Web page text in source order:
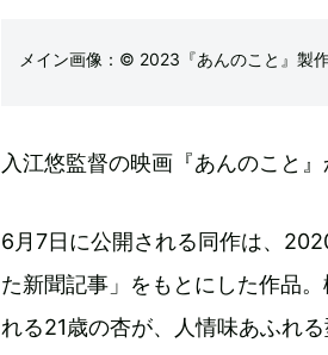
メイン画像：© 2023『あんのこと』製
入江悠監督の映画『あんのこと
6月7日に公開される同作は、
た新聞記事」をもとにした作品
れる21歳の杏が、人情味あふれ